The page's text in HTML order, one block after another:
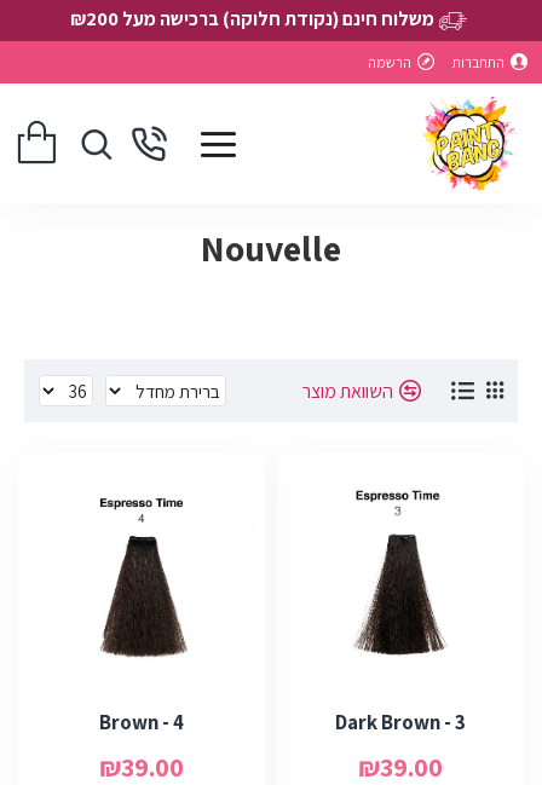
משלוח חינם (נקודת חלוקה) ברכישה מעל ₪200
התחברות הרשמה
Nouvelle
השוואת מוצר
3 - Dark Brown
₪39.00
4 - Brown
₪39.00